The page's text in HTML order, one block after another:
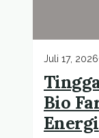
Juli 17, 2026
Bio
Energi